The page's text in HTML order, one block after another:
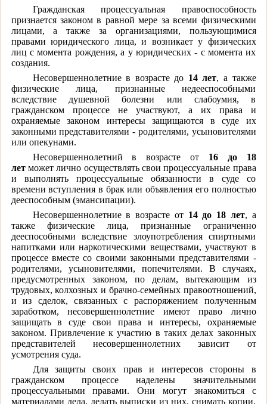
Гражданская процессуальная правоспособность
признается законом в равной мере за всеми физическими
лицами, а также за организациями, пользующимися
правами юридического лица, и возникает у физических
лиц с момента рождения, а у юридических - с момента их
создания.
Несовершеннолетние в возрасте до 14 лет, а также
физические лица, признанные недееспособными
вследствие душевной болезни или слабоумия, в
гражданском процессе не участвуют, а их права и
охраняемые законом интересы защищаются в суде их
законными представителями - родителями, усыновителями
или опекунами.
Несовершеннолетний в возрасте от 16 до 18
летможет лично осуществлять свои процессуальные права
и выполнять процессуальные обязанности в суде со
времени вступления в брак или объявления его полностью
дееспособным (эмансипации).
Несовершеннолетние в возрасте от 14 до 18 лет, а
также физические лица, признанные ограниченно
дееспособными вследствие злоупотребления спиртными
напитками или наркотическими веществами, участвуют в
процессе вместе со своими законными представителями -
родителями, усыновителями, попечителями. В случаях,
предусмотренных законом, по делам, вытекающим из
трудовых, колхозных и брачно-семейных правоотношений,
и из сделок, связанных с распоряжением полученным
заработком, несовершеннолетние имеют право лично
защищать в суде свои права и интересы, охраняемые
законом. Привлечение к участию в таких делах законных
представителей несовершеннолетних зависит от
усмотрения суда.
Для защиты своих прав и интересов стороны в
гражданском процессе наделены значительными
процессуальными правами. Они могут знакомиться с
материалами дела, делать выписки из них, снимать копии,